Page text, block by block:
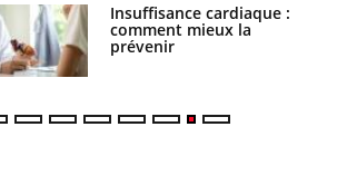
Insuffisance cardiaque :
comment mieux la
prévenir